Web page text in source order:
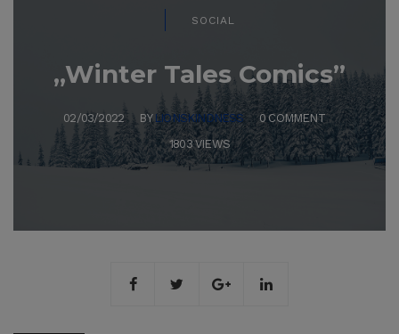
SOCIAL
„Winter Tales Comics”
02/03/2022 BY LIONSKINDNESS
0 COMMENT
1803 VIEWS